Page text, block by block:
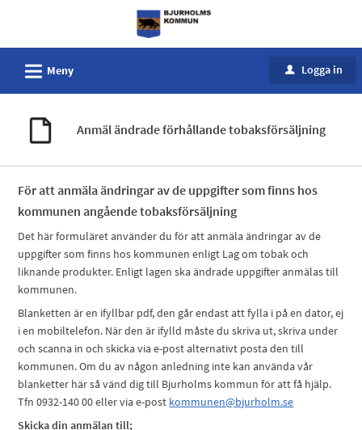
tjänster
-
Bjurholms
kommun
L Meny u Logga in
Anmäl ändrade förhållande tobaksförsäljning
För att anmäla ändringar av de uppgifter som finns hos
kommunen angående tobaksförsäljning
Det här formuläret använder du för att anmäla ändringar av de
uppgifter som finns hos kommunen enligt Lag om tobak och
liknande produkter. Enligt lagen ska ändrade uppgifter anmälas till
kommunen.
Blanketten är en ifyllbar pdf, den går endast att fylla i på en dator, ej
i en mobiltelefon. När den är ifylld måste du skriva ut, skriva under
och scanna in och skicka via e-post alternativt posta den till
kommunen. Om du av någon anledning inte kan använda vår
blanketter här så vänd dig till Bjurholms kommun för att få hjälp.
Tfn 0932-140 00 eller via e-post kommunen@bjurholm.se
Skicka din anmälan till;